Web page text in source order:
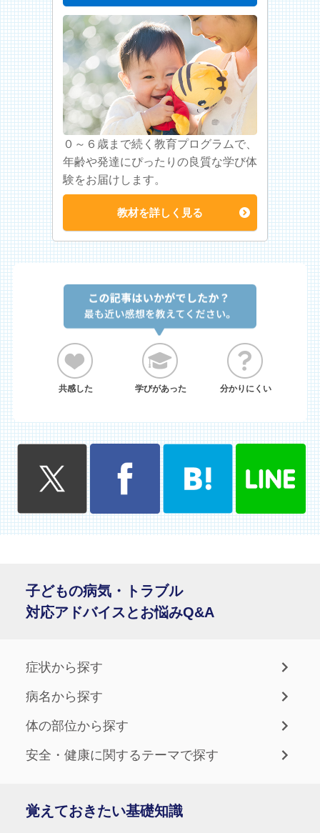
０～６歳まで続く教育プログラムで、
年齢や発達にぴったりの良質な学び体
験をお届けします。
教材を詳しく見る
共感した 学びがあった 分かりにくい
子どもの病気・トラブル
対応アドバイスとお悩みQ&A
症状から探す
病名から探す
体の部位から探す
安全・健康に関するテーマで探す
覚えておきたい基礎知識